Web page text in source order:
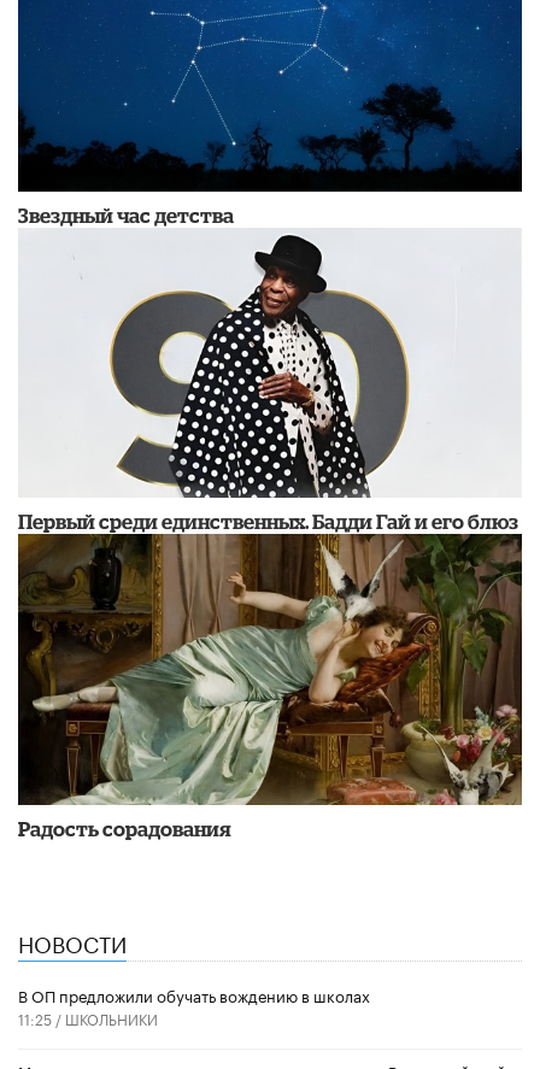
Звездный час детства
Первый среди единственных. Бадди Гай и его блюз
Радость сорадования
НОВОСТИ
В ОП предложили обучать вождению в школах
11:25 / ШКОЛЬНИКИ